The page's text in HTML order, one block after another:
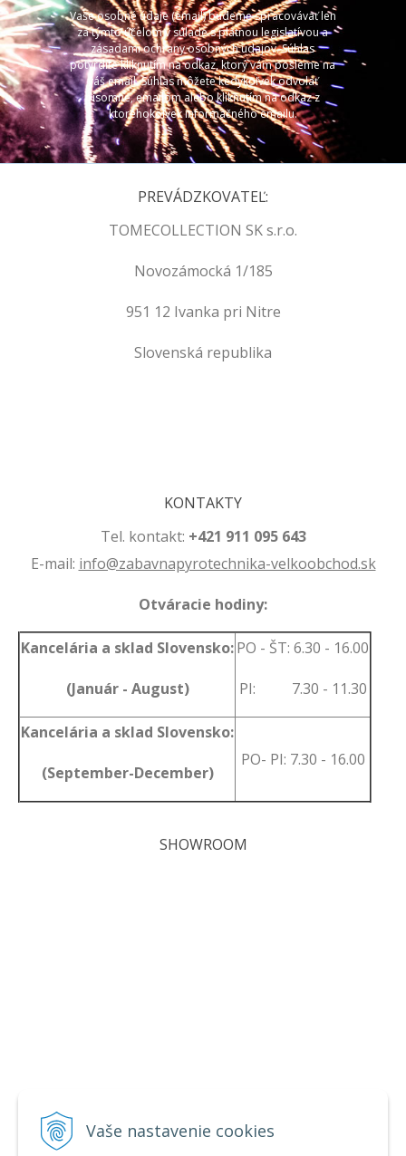
Vaše nastavenie cookies
Vaše osobné údaje (email) budeme spracovávať len
za týmto účelom v súlade s platnou legislatívou a
zásadami ochrany osobných údajov. Súhlas
potvrdíte kliknutím na odkaz, ktorý vám pošleme na
váš email. Súhlas môžete kedykoľvek odvolať
písomne, emailom alebo kliknutím na odkaz z
ktoréhokoľvek informačného emailu.
PREVÁDZKOVATEĽ:
TOMECOLLECTION SK s.r.o.
Novozámocká 1/185
951 12 Ivanka pri Nitre
Slovenská republika
KONTAKTY
Tel. kontakt: +421 911 095 643
E-mail: info@zabavnapyrotechnika-velkoobchod.sk
Otváracie hodiny:
Kancelária a sklad Slovensko:
(Január - August)
PO - ŠT: 6.30 - 16.00
PI: 7.30 - 11.30
Kancelária a sklad Slovensko:
(September-December)
PO- PI: 7.30 - 16.00
SHOWROOM